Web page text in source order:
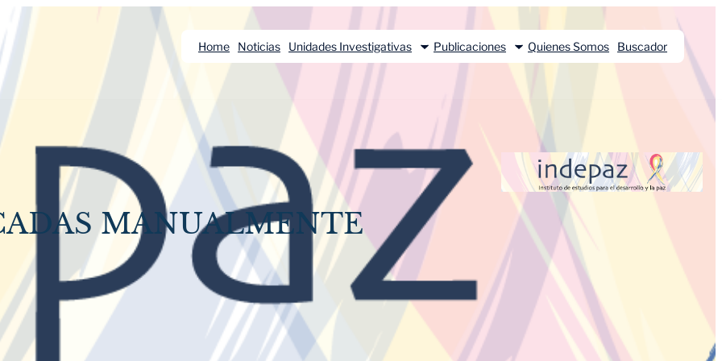
Home Noticias Unidades Investigativas Publicaciones Quienes Somos Buscador
MANUALMENTE